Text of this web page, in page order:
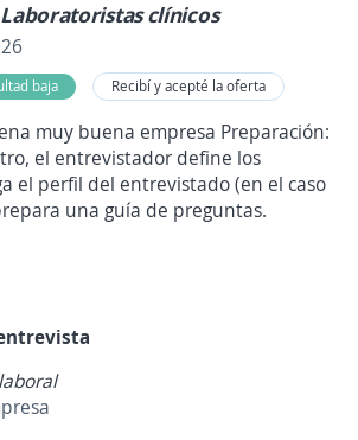
clínicos
baja Recibí y acepté la oferta
muy buena empresa Preparación:
el entrevistador define los
el perfil del entrevistado (en el caso
una guía de preguntas.